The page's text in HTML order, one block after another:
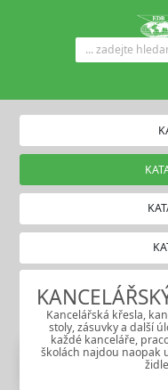
Kancelářská křesla,
stoly, zásuvky a další
každé kanceláře,
školách najdou naopak